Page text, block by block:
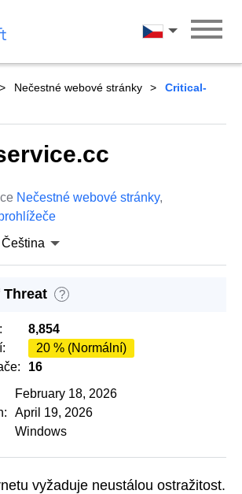
Čeština
Nečestné webové stránky
Critical-
Nečestné webové stránky,
Čeština
Threat ?
8,854
20 % (Normální)
16
February 18, 2026
April 19, 2026
Windows
vyžaduje neustálou ostražitost.